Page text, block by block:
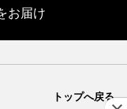
お届け
トップへ戻る